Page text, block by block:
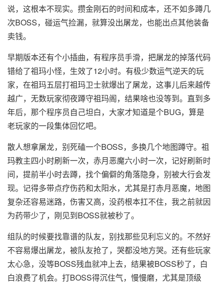
说，这根本不现实。攒金刚石的时间和成本，还不如多蹲几
次BOSS，碰运气捡漏，就算没出屠龙，也能出点其他装备
卖钱。
早期版本还有个小插曲，有程序员手滑，把屠龙的掉落代码
错给了祖玛小怪，生效了12小时。有极少数运气逆天的玩
家，在祖玛五层打祖玛卫士就爆出了屠龙，这事儿后来越传
越广，无数玩家彻夜蹲守祖玛阁，结果啥也没等到。直到多
年后，那个程序员自己坦白，大家才知道是个BUG，算是
老玩家的一段集体回忆吧。
散人想拿屠龙，别死磕一个BOSS，多换几个地图蹲守。祖
玛教主四小时刷新一次，赤月恶魔六小时一次，记好刷新时
间，提前半小时去蹲，找个偏僻的角落隐身，别被大行会发
现。记得多带点疗伤药和太阳水，尤其是打赤月恶魔，地图
复杂还容易迷路，伤害又高，没药根本扛不住，我之前就因
为药带少了，刚见到BOSS就被秒了。
组队的时候要找靠谱的队友，别找那些见利忘义的。不然好
不容易爆出屠龙，被队友抢了，哭都没地方哭。还有些玩家
太心急，没等BOSS残血就冲上去，结果被BOSS秒了，白
白浪费了机会。打BOSS得沉住气，慢慢磨，尤其是顶级